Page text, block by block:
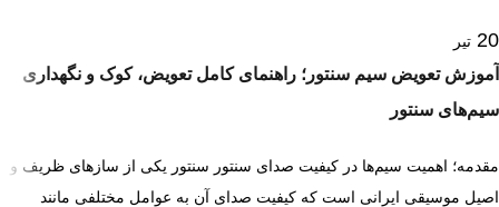
20 تیر
آموزش تعویض سیم سنتور؛ راهنمای کامل تعویض، کوک و نگهداری
سیم‌های سنتور
مقدمه؛ اهمیت سیم‌ها در کیفیت صدای سنتور سنتور یکی از سازهای ظریف و
اصیل موسیقی ایرانی است که کیفیت صدای آن به عوامل مختلفی مانند